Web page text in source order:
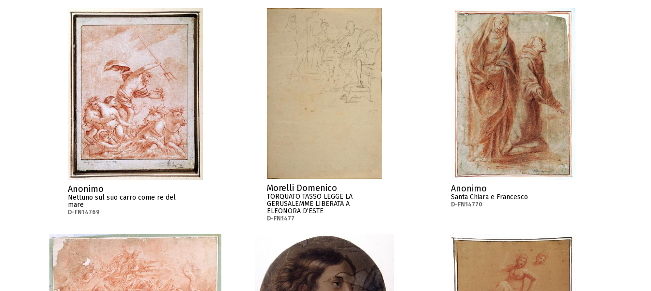
Anonimo
Nettuno sul suo carro come re del
mare
D-FN14769
Morelli Domenico
TORQUATO TASSO LEGGE LA
GERUSALEMME LIBERATA A
ELEONORA D'ESTE
D-FN1477
Anonimo
Santa Chiara e Francesco
D-FN14770